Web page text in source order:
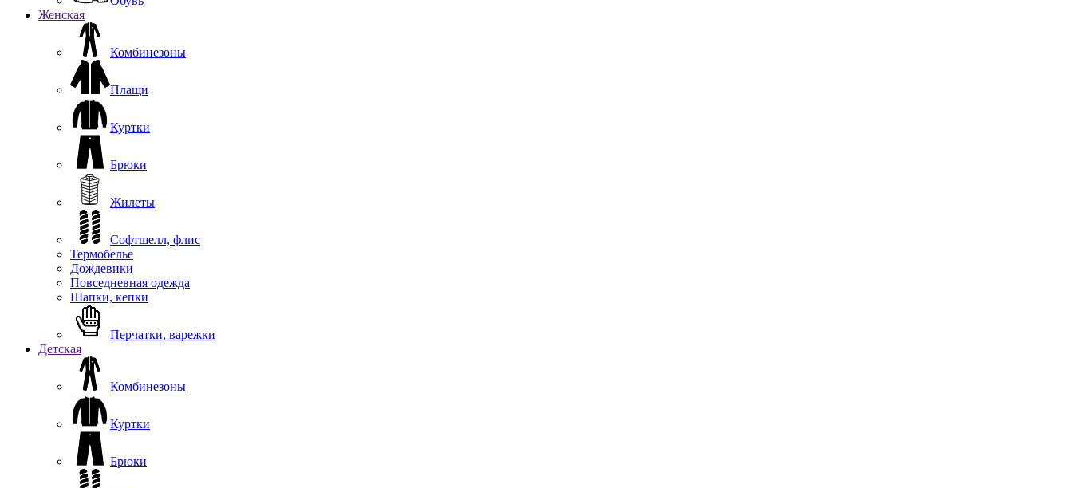
Женская
Комбинезоны
Плащи
Куртки
Брюки
Жилеты
Софтшелл, флис
Термобелье
Дождевики
Повседневная одежда
Шапки, кепки
Перчатки, варежки
Детская
Комбинезоны
Куртки
Брюки